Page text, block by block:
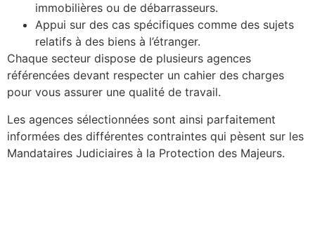
immobilières ou de débarrasseurs.
Appui sur des cas spécifiques comme des sujets
relatifs à des biens à l’étranger.
Chaque secteur dispose de plusieurs agences
référencées devant respecter un cahier des charges
pour vous assurer une qualité de travail.
Les agences sélectionnées sont ainsi parfaitement
informées des différentes contraintes qui pèsent sur les
Mandataires Judiciaires à la Protection des Majeurs.​